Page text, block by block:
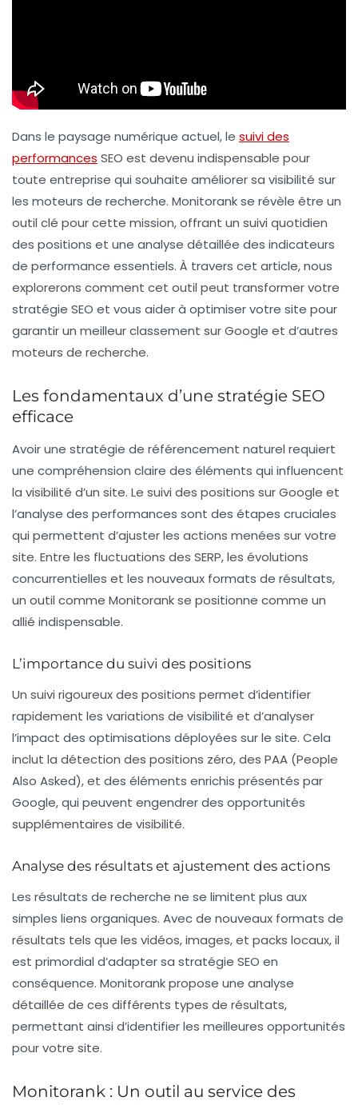
Dans le paysage numérique actuel, le suivi des
performances SEO est devenu indispensable pour
toute entreprise qui souhaite améliorer sa visibilité sur
les moteurs de recherche. Monitorankse révèle être un
outil clé pour cette mission, offrant un suivi quotidien
des positions et une analyse détaillée des indicateurs
de performance essentiels. À travers cet article, nous
explorerons comment cet outil peut transformer votre
stratégie SEO et vous aider à optimiser votre site pour
garantir un meilleur classement surGoogle et d’autres
moteurs de recherche.
Les fondamentaux d’une stratégie SEO
efficace
Avoir une stratégie de référencement naturel requiert
une compréhension claire des éléments qui influencent
la visibilité d’un site. Le suivi des positions surGoogle et
l’analyse des performances sont des étapes cruciales
qui permettent d’ajuster les actions menées sur votre
site. Entre les fluctuations des SERP, les évolutions
concurrentielles et les nouveaux formats de résultats,
un outil comme Monitorank se positionne comme un
allié indispensable.
L’importance du suivi des positions
Un suivi rigoureux des positions permet d’identifier
rapidement les variations de visibilité et d’analyser
l’impact des optimisations déployées sur le site. Cela
inclut la détection des positions zéro, des PAA (People
Also Asked), et des éléments enrichis présentés par
Google, qui peuvent engendrer des opportunités
supplémentaires de visibilité.
Analyse des résultats et ajustement des actions
Les résultats de recherche ne se limitent plus aux
simples liens organiques. Avec de nouveaux formats de
résultats tels que les vidéos, images, et packs locaux, il
est primordial d’adapter sa stratégie SEO en
conséquence. Monitorank propose une analyse
détaillée de ces différents types de résultats,
permettant ainsi d’identifier les meilleures opportunités
pour votre site.
Monitorank : Un outil au service des